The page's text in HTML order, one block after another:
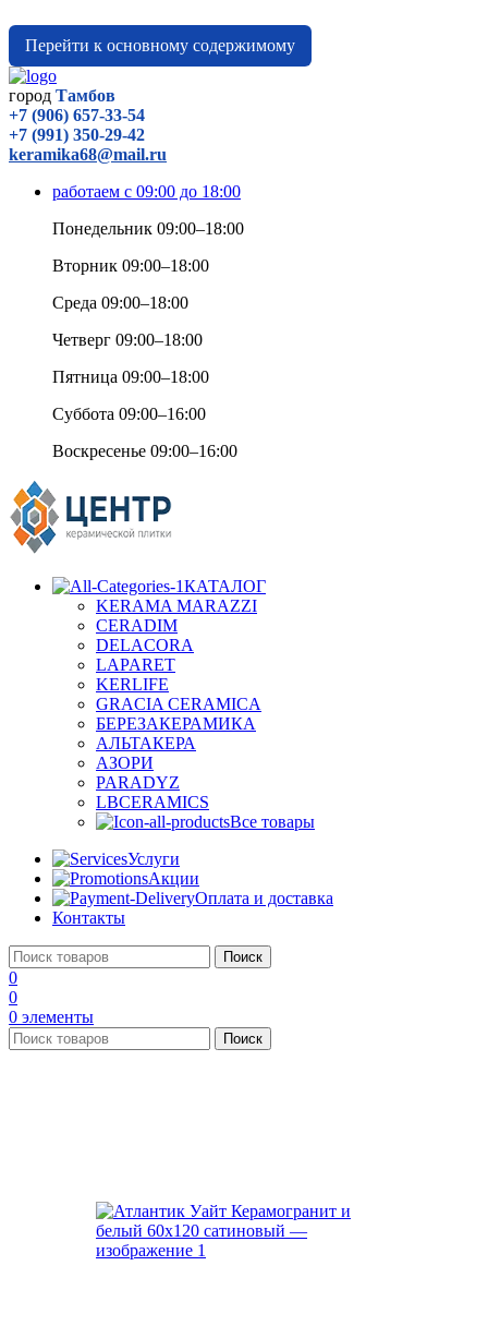
Перейти к основному содержимому
город Тамбов
+7 (906) 657-33-54
+7 (991) 350-29-42
keramika68@mail.ru
работаем с 09:00 до 18:00
Понедельник 09:00–18:00
Вторник 09:00–18:00
Среда 09:00–18:00
Четверг 09:00–18:00
Пятница 09:00–18:00
Суббота 09:00–16:00
Воскресенье 09:00–16:00
КАТАЛОГ
KERAMA MARAZZI
CERADIM
DELACORA
LAPARET
KERLIFE
GRACIA CERAMICA
БЕРЕЗАКЕРАМИКА
АЛЬТАКЕРА
АЗОРИ
PARADYZ
LBCERAMICS
Все товары
Услуги
Акции
Оплата и доставка
Контакты
Поиск
0
0
0 элементы
Поиск